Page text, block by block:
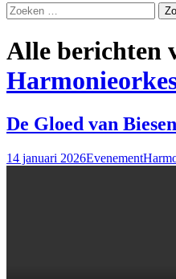
Zoeken
naar:
Alle berichten
De Gloed van Biesen
14 januari 2026Evenement